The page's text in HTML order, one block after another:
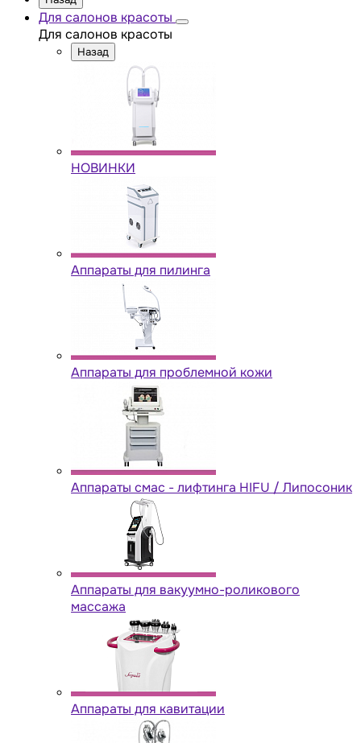
Для салонов красоты
Для салонов красоты
Назад
НОВИНКИ
Аппараты для пилинга
Аппараты для проблемной кожи
Аппараты cмас - лифтинга HIFU / Липосоник
Аппараты для вакуумно-роликового
массажа
Аппараты для кавитации